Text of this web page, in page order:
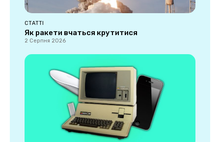
СТАТТІ
Як ракети вчаться крутитися
2 Серпня 2026